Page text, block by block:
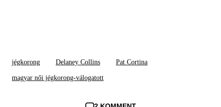
jégkorong Delaney Collins Pat Cortina
magyar női jégkorong-válogatott